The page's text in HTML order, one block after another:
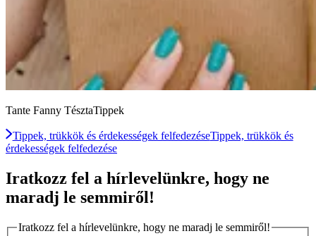
Tante Fanny TésztaTippek
Tippek, trükkök és érdekességek felfedezéseTippek, trükkök és
érdekességek felfedezése
Iratkozz fel a hírlevelünkre, hogy ne
maradj le semmiről!
Iratkozz fel a hírlevelünkre, hogy ne maradj le semmiről!